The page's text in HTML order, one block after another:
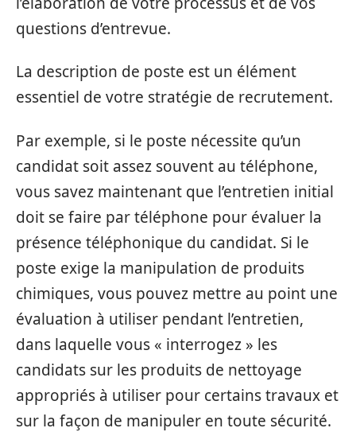
questions d’entrevue.
La description de poste est un élément
essentiel de votre stratégie de recrutement.
Par exemple, si le poste nécessite qu’un
candidat soit assez souvent au téléphone,
vous savez maintenant que l’entretien initial
doit se faire par téléphone pour évaluer la
présence téléphonique du candidat. Si le
poste exige la manipulation de produits
chimiques, vous pouvez mettre au point une
évaluation à utiliser pendant l’entretien,
dans laquelle vous « interrogez » les
candidats sur les produits de nettoyage
appropriés à utiliser pour certains travaux et
sur la façon de manipuler en toute sécurité.